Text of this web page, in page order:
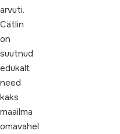
arvuti.
Cätlin
on
suutnud
edukalt
need
kaks
maailma
omavahel